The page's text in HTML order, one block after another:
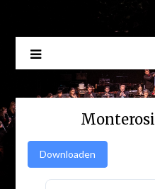
Monterosi
Downloaden